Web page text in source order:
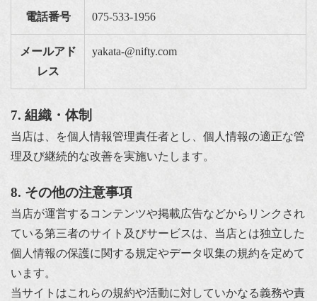
電話番号 075-533-1956
メールアド
レス
yakata-@nifty.com
7. 組織・体制
当店は、を個人情報管理責任者とし、個人情報の適正な管
理及び継続的な改善を実施いたします。
8. その他の注意事項
当店が運営するコンテンツや掲載広告などからリンクされ
ている第三者のサイト及びサービスは、当店とは独立した
個人情報の保護に関する規定やデータ収集の規約を定めて
います。
当サイトはこれらの規約や活動に対していかなる義務や責